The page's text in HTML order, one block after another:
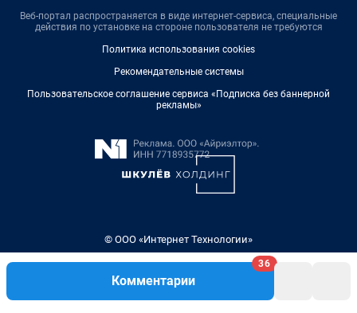
Комментарии
36
Веб-портал распространяется в виде интернет-сервиса, специальные
действия по установке на стороне пользователя не требуются
Политика использования cookies
Рекомендательные системы
Пользовательское соглашение сервиса «Подписка без баннерной
рекламы»
© ООО «Интернет Технологии»